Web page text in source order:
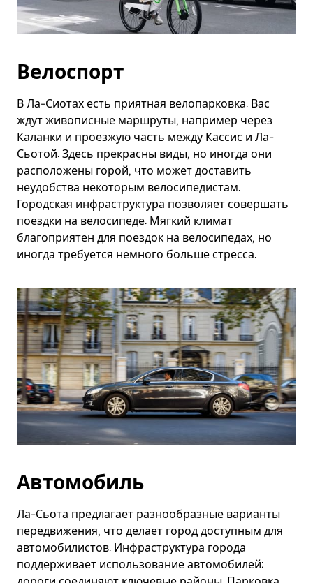
Велоспорт
В Ла-Сиотах есть приятная велопарковка. Вас
ждут живописные маршруты, например через
Каланки и проезжую часть между Кассис и Ла-
Сьотой. Здесь прекрасны виды, но иногда они
расположены горой, что может доставить
неудобства некоторым велосипедистам.
Городская инфраструктура позволяет совершать
поездки на велосипеде. Мягкий климат
благоприятен для поездок на велосипедах, но
иногда требуется немного больше стресса.
Автомобиль
Ла-Сьота предлагает разнообразные варианты
передвижения, что делает город доступным для
автомобилистов. Инфраструктура города
поддерживает использование автомобилей: